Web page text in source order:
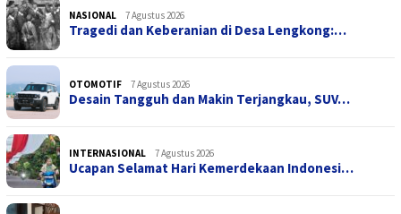
NASIONAL 7 Agustus 2026
Tragedi dan Keberanian di Desa Lengkong:…
OTOMOTIF 7 Agustus 2026
Desain Tangguh dan Makin Terjangkau, SUV…
INTERNASIONAL 7 Agustus 2026
Ucapan Selamat Hari Kemerdekaan Indonesi…